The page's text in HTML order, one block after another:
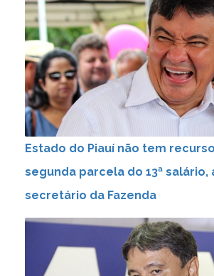
Estado do Piauí não tem
segunda parcela do 13ª salário,
secretário da Fazenda